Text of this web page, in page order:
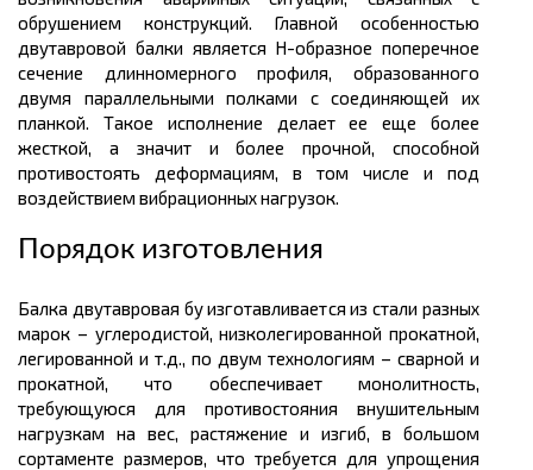
обрушением конструкций. Главной особенностью
двутавровой балки является Н-образное поперечное
сечение длинномерного профиля, образованного
двумя параллельными полками с соединяющей их
планкой. Такое исполнение делает ее еще более
жесткой, а значит и более прочной, способной
противостоять деформациям, в том числе и под
воздействием вибрационных нагрузок.
Порядок изготовления
Балка двутавровая бу изготавливается из стали разных
марок – углеродистой, низколегированной прокатной,
легированной и т.д., по двум технологиям – сварной и
прокатной, что обеспечивает монолитность,
требующуюся для противостояния внушительным
нагрузкам на вес, растяжение и изгиб, в большом
сортаменте размеров, что требуется для упрощения